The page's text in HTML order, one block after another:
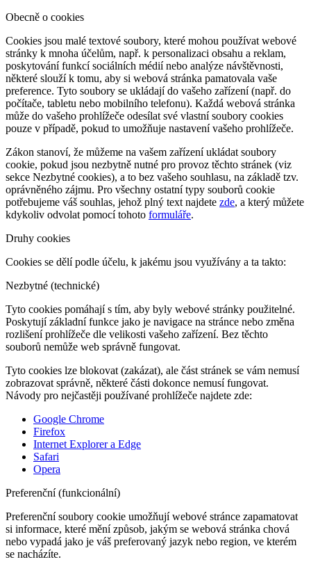
Obecně o cookies
Cookies jsou malé textové soubory, které mohou používat webové
stránky k mnoha účelům, např. k personalizaci obsahu a reklam,
poskytování funkcí sociálních médií nebo analýze návštěvnosti,
některé slouží k tomu, aby si webová stránka pamatovala vaše
preference. Tyto soubory se ukládají do vašeho zařízení (např. do
počítače, tabletu nebo mobilního telefonu). Každá webová stránka
může do vašeho prohlížeče odesílat své vlastní soubory cookies
pouze v případě, pokud to umožňuje nastavení vašeho prohlížeče.
Zákon stanoví, že můžeme na vašem zařízení ukládat soubory
cookie, pokud jsou nezbytně nutné pro provoz těchto stránek (viz
sekce Nezbytné cookies), a to bez vašeho souhlasu, na základě tzv.
oprávněného zájmu. Pro všechny ostatní typy souborů cookie
potřebujeme váš souhlas, jehož plný text najdete zde, a který můžete
kdykoliv odvolat pomocí tohoto formuláře.
Druhy cookies
Cookies se dělí podle účelu, k jakému jsou využívány a ta takto:
Nezbytné (technické)
Tyto cookies pomáhají s tím, aby byly webové stránky použitelné.
Poskytují základní funkce jako je navigace na stránce nebo změna
rozlišení prohlížeče dle velikosti vašeho zařízení. Bez těchto
souborů nemůže web správně fungovat.
Tyto cookies lze blokovat (zakázat), ale část stránek se vám nemusí
zobrazovat správně, některé části dokonce nemusí fungovat.
Návody pro nejčastěji používané prohlížeče najdete zde:
Google Chrome
Firefox
Internet Explorer a Edge
Safari
Opera
Preferenční (funkcionální)
Preferenční soubory cookie umožňují webové stránce zapamatovat
si informace, které mění způsob, jakým se webová stránka chová
nebo vypadá jako je váš preferovaný jazyk nebo region, ve kterém
se nacházíte.